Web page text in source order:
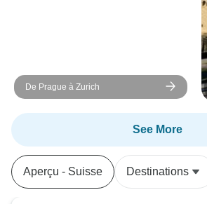
De Prague à Zurich
See More
Aperçu - Suisse Destinations